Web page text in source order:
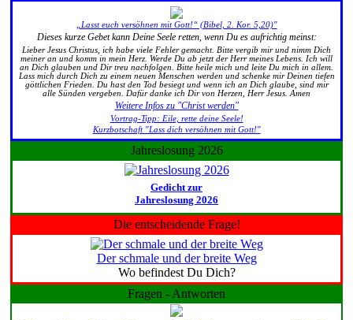
„Lasst euch versöhnen mit Gott!“ (Bibel, 2. Kor. 5,20)"
Dieses kurze Gebet kann Deine Seele retten, wenn Du es aufrichtig meinst:
Lieber Jesus Christus, ich habe viele Fehler gemacht. Bitte vergib mir und nimm Dich
meiner an und komm in mein Herz. Werde Du ab jetzt der Herr meines Lebens. Ich will
an Dich glauben und Dir treu nachfolgen. Bitte heile mich und leite Du mich in allem.
Lass mich durch Dich zu einem neuen Menschen werden und schenke mir Deinen tiefen
göttlichen Frieden. Du hast den Tod besiegt und wenn ich an Dich glaube, sind mir
alle Sünden vergeben. Dafür danke ich Dir von Herzen, Herr Jesus. Amen
Weitere Infos zu "Christ werden"
Vortrag-Tipp: Eile, rette deine Seele!
Kurzbotschaft "Lass dich versöhnen mit Gott!"
Jahreslosung 2026
Gedicht zur
Jahreslosung 2026
Die entscheidende Frage!
Der schmale und der breite Weg
Wo befindest Du Dich?
Fragen - Antworten